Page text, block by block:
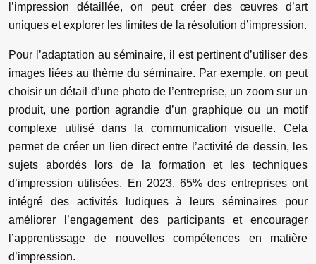
l’impression détaillée, on peut créer des œuvres d’art
uniques et explorer les limites de la résolution d’impression.
Pour l’adaptation au séminaire, il est pertinent d’utiliser des
images liées au thème du séminaire. Par exemple, on peut
choisir un détail d’une photo de l’entreprise, un zoom sur un
produit, une portion agrandie d’un graphique ou un motif
complexe utilisé dans la communication visuelle. Cela
permet de créer un lien direct entre l’activité de dessin, les
sujets abordés lors de la formation et les techniques
d’impression utilisées. En 2023, 65% des entreprises ont
intégré des activités ludiques à leurs séminaires pour
améliorer l’engagement des participants et encourager
l’apprentissage de nouvelles compétences en matière
d’impression.